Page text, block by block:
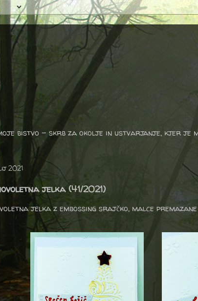
moje bistvo - skrb za okolje in ustvarjanje,
2021
jelka (41/2021)
jelka z embossing srajčko, malce